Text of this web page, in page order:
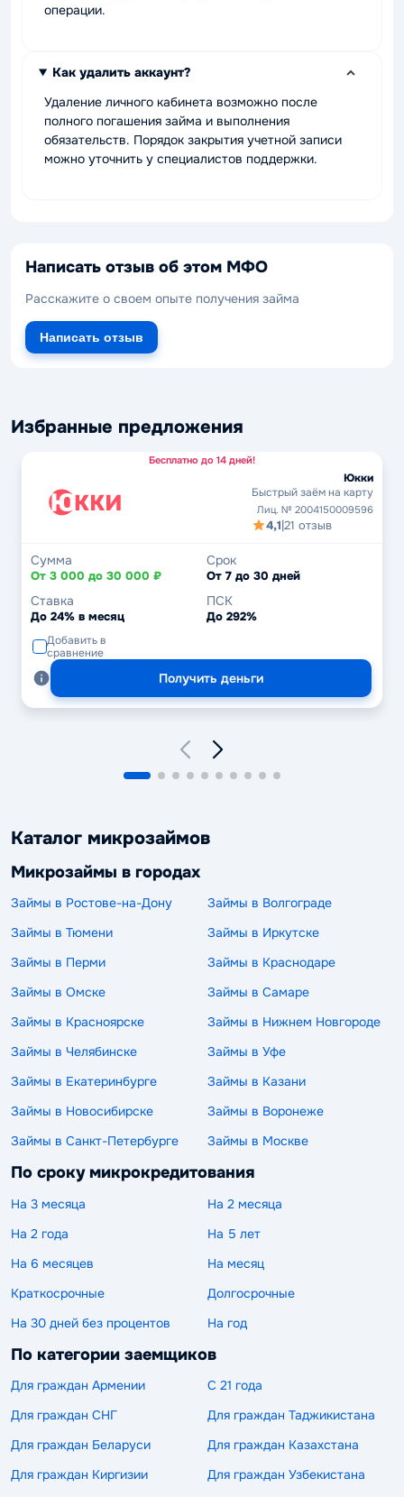
операции.
Как удалить аккаунт?
Удаление личного кабинета возможно после
полного погашения займа и выполнения
обязательств. Порядок закрытия учетной записи
можно уточнить у специалистов поддержки.
Написать отзыв об этом МФО
Расскажите о своем опыте получения займа
Написать отзыв
Избранные предложения
Бесплатно до 14 дней!
Юкки
Быстрый заём на карту
Лиц. № 2004150009596
4,1|21 отзыв
Сумма
От 3 000 до 30 000 ₽
Срок
От 7 до 30 дней
Ставка
До 24% в месяц
ПСК
До 292%
Добавить в
сравнение
Получить деньги
Каталог микрозаймов
Микрозаймы в городах
Займы в Ростове-на-Дону
Займы в Волгограде
Займы в Тюмени
Займы в Иркутске
Займы в Перми
Займы в Краснодаре
Займы в Омске
Займы в Самаре
Займы в Красноярске
Займы в Нижнем Новгороде
Займы в Челябинске
Займы в Уфе
Займы в Екатеринбурге
Займы в Казани
Займы в Новосибирске
Займы в Воронеже
Займы в Санкт-Петербурге
Займы в Москве
По сроку микрокредитования
На 3 месяца
На 2 месяца
На 2 года
На 5 лет
На 6 месяцев
На месяц
Краткосрочные
Долгосрочные
На 30 дней без процентов
На год
По категории заемщиков
Для граждан Армении
С 21 года
Для граждан СНГ
Для граждан Таджикистана
Для граждан Беларуси
Для граждан Казахстана
Для граждан Киргизии
Для граждан Узбекистана